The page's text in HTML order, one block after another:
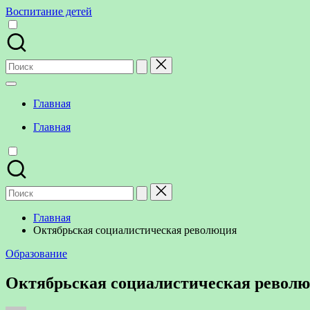
Перейти
к
содержимому
Воспитание детей
Поиск
для:
Главная
Главная
Поиск
для:
Главная
Октябрьская социалистическая революция
Опубликовано
Образование
Октябрьская социалистическая